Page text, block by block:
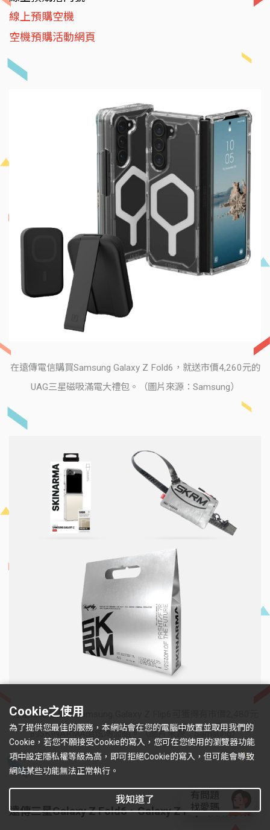
線上預購空機
空機預購活動網頁
在遠傳電信購買Samsung Galaxy Z Fold6，就送市價4,260元的
UAG三星磁吸滿電大禮包。（圖片來源：Samsung）
在遠傳電信購買Samsung Galaxy Z Flip6可獲得有市價2,480元
的SKINARMA酷炫潮流組。（圖片來源：Samsung）
遠傳三星Galaxy Z Fold6、Galaxy Z Flip6預購方案
有問題
找愛瑪
Cookie之使用
為了提供您最佳的服務，本網站會在您的電腦中放置並取用我們的
Cookie，若您不願接受Cookie的寫入，您可在您使用的瀏覽器功能
項中設定隱私權等級為高，即可拒絕Cookie的寫入，但可能會導致
網站某些功能無法正常執行。
我知道了